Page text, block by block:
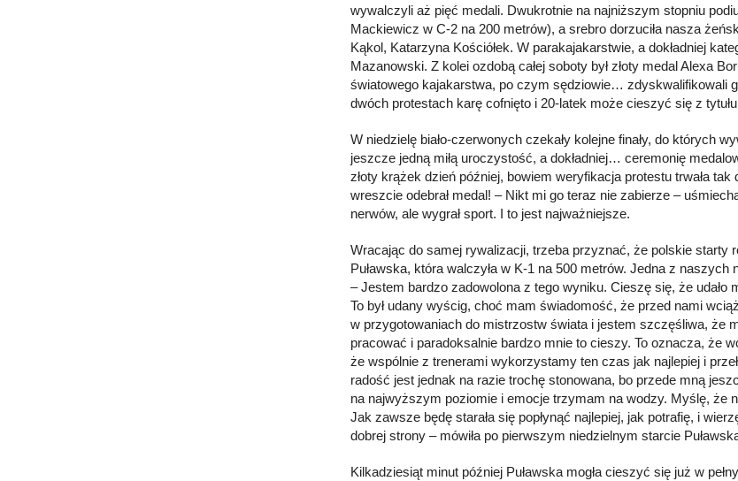
wywalczyli aż pięć medali. Dwukrotnie na najniższym stopniu
Mackiewicz w C-2 na 200 metrów), a srebro dorzuciła nasza
Kąkol, Katarzyna Kościółek. W parakajakarstwie, a dokładniej
Mazanowski. Z kolei ozdobą całej soboty był złoty medal Alexa
światowego kajakarstwa, po czym sędziowie… zdyskwalifikowali
dwóch protestach karę cofnięto i 20-latek może cieszyć się z
W niedzielę biało-czerwonych czekały kolejne finały, do których
jeszcze jedną miłą uroczystość, a dokładniej… ceremonię
złoty krążek dzień później, bowiem weryfikacja protestu trwała
wreszcie odebrał medal! – Nikt mi go teraz nie zabierze –
nerwów, ale wygrał sport. I to jest najważniejsze.
Wracając do samej rywalizacji, trzeba przyznać, że polskie starty
Puławska, która walczyła w K-1 na 500 metrów. Jedna z naszych
– Jestem bardzo zadowolona z tego wyniku. Cieszę się, że
To był udany wyścig, choć mam świadomość, że przed nami
w przygotowaniach do mistrzostw świata i jestem szczęśliwa, że
pracować i paradoksalnie bardzo mnie to cieszy. To oznacza, że
że wspólnie z trenerami wykorzystamy ten czas jak najlepiej i
radość jest jednak na razie trochę stonowana, bo przede mną
na najwyższym poziomie i emocje trzymam na wodzy. Myślę, że
Jak zawsze będę starała się popłynąć najlepiej, jak potrafię, i
dobrej strony – mówiła po pierwszym niedzielnym starcie
Kilkadziesiąt minut później Puławska mogła cieszyć się już w